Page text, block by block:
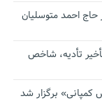
حاج احمد متوسلیان
تأدیه، شاخص
برگزار شد